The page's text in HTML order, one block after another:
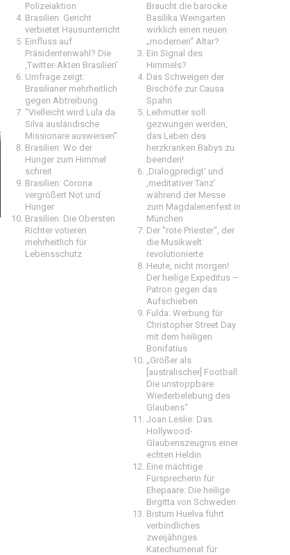
Polizeiaktion
Brasilien: Gericht
verbietet Hausunterricht
Einfluss auf
Präsidentenwahl? Die
‚Twitter-Akten Brasilien’
Umfrage zeigt:
Brasilianer mehrheitlich
gegen Abtreibung
"Vielleicht wird Lula da
Silva ausländische
Missionare ausweisen"
Brasilien: Wo der
Hunger zum Himmel
schreit
Brasilien: Corona
vergrößert Not und
Hunger
Brasilien: Die Obersten
Richter votieren
mehrheitlich für
Lebensschutz
Braucht die barocke
Basilika Weingarten
wirklich einen neuen
„modernen“ Altar?
Ein Signal des
Himmels?
Das Schweigen der
Bischöfe zur Causa
Spahn
Leihmutter soll
gezwungen werden,
das Leben des
herzkranken Babys zu
beenden!
‚Dialogpredigt‘ und
‚meditativer Tanz’
während der Messe
zum Magdalenenfest in
München
Der "rote Priester", der
die Musikwelt
revolutionierte
Heute, nicht morgen!
Der heilige Expeditus –
Patron gegen das
Aufschieben
Fulda: Werbung für
Christopher Street Day
mit dem heiligen
Bonifatius
„Größer als
[australischer] Football:
Die unstoppbare
Wiederbelebung des
Glaubens“
Joan Leslie: Das
Hollywood-
Glaubenszeugnis einer
echten Heldin
Eine mächtige
Fürsprecherin für
Ehepaare: Die heilige
Birgitta von Schweden
Bistum Huelva führt
verbindliches
zweijähriges
Katechumenat für